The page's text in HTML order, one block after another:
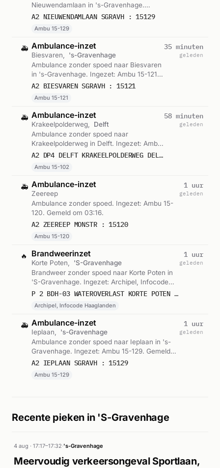
Nieuwendamlaan in 's-Gravenhage.
Ingezet: Ambu 15-129. Gemeld om 04:02.
A2 NIEUWENDAMLAAN SGRAVH : 15129
Ambu 15-129
🚑 Ambulance-inzet
Biesvaren,
's-Gravenhage
Ambulance zonder spoed naar Biesvaren
in 's-Gravenhage. Ingezet: Ambu 15-121.
Gemeld om 03:41.
A2 BIESVAREN SGRAVH : 15121
Ambu 15-121
35 minuten
geleden
🚑 Ambulance-inzet
Krakeelpolderweg,
Delft
Ambulance zonder spoed naar
Krakeelpolderweg in Delft. Ingezet: Ambu
15-102. Gemeld om 03:19.
A2 DP4 DELFT KRAKEELPOLDERWEG DELFT VWS 15102
Ambu 15-102
58 minuten
geleden
🚑 Ambulance-inzet
Zeereep
Ambulance zonder spoed. Ingezet: Ambu 15-
120. Gemeld om 03:16.
A2 ZEEREEP MONSTR : 15120
Ambu 15-120
1 uur
geleden
🔥 Brandweerinzet
Korte Poten,
'S-Gravenhage
Brandweer zonder spoed naar Korte Poten in
'S-Gravenhage. Ingezet: Archipel, Infocode
Haaglanden. Gemeld om 03:08.
P 2 BDH-03 WATEROVERLAST KORTE POTEN 'S-GRAVENHAGE 157230
Archipel, Infocode Haaglanden
1 uur
geleden
🚑 Ambulance-inzet
Ieplaan,
's-Gravenhage
Ambulance zonder spoed naar Ieplaan in 's-
Gravenhage. Ingezet: Ambu 15-129. Gemeld
om 03:02.
A2 IEPLAAN SGRAVH : 15129
Ambu 15-129
1 uur
geleden
Recente pieken in 'S-Gravenhage
4 aug · 17:17–17:32·'s-Gravenhage
Meervoudig verkeersongeval Sportlaan,